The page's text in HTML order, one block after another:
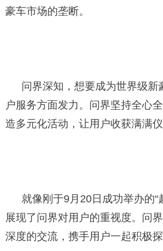
豪车市场的垄断。
问界深知，想要成为世界级
户服务方面发力。问界坚持全心
造多元化活动，让用户收获满满
就像刚于9月 20 日成功举办的“
展现了问界对用户的重视度。问
深度的交流，携手用户一起积极